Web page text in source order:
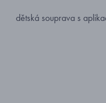
dětská souprava s